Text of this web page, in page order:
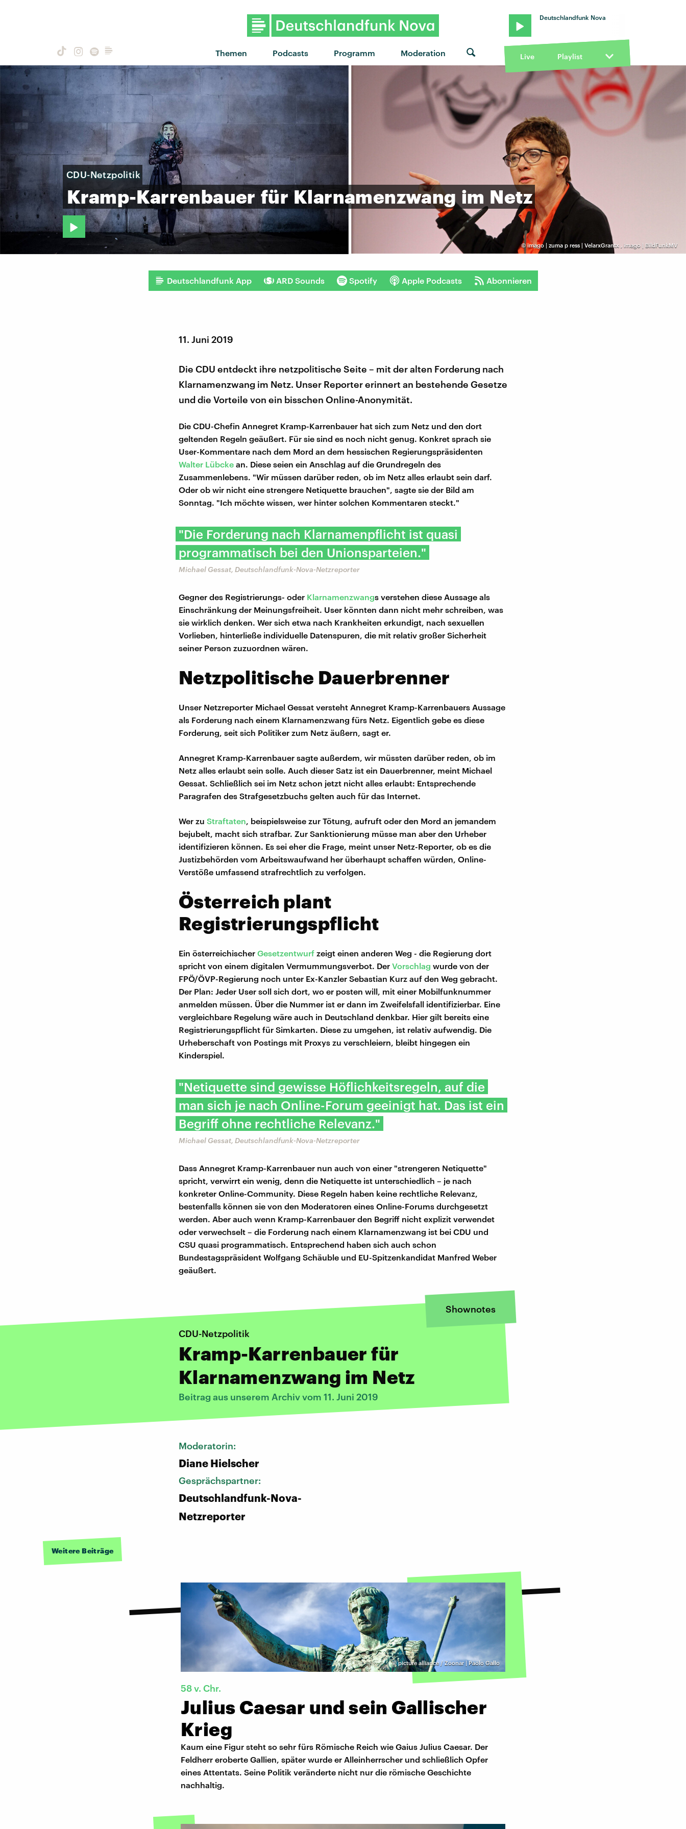
Themen Podcasts Programm Moderation
Deutschlandfunk Nova
Live Playlist
©imago | zuma p ress | VelarxGrantx, imago | BildFunkMV
CDU-Netzpolitik
Kramp-Karrenbauer für Klarnamenzwang im Netz
Deutschlandfunk App ARD Sounds Spotify Apple Podcasts Abonnieren
11. Juni 2019
Die CDU entdeckt ihre netzpolitische Seite – mit der alten Forderung nach
Klarnamenzwang im Netz. Unser Reporter erinnert an bestehende Gesetze
und die Vorteile von ein bisschen Online-Anonymität.
Die CDU-Chefin Annegret Kramp-Karrenbauer hat sich zum Netz und den dort
geltenden Regeln geäußert. Für sie sind es noch nicht genug. Konkret sprach sie
User-Kommentare nach dem Mord an dem hessischen Regierungspräsidenten
Walter Lübcke an. Diese seien ein Anschlag auf die Grundregeln des
Zusammenlebens. "Wir müssen darüber reden, ob im Netz alles erlaubt sein darf.
Oder ob wir nicht eine strengere Netiquette brauchen", sagte sie der Bild am
Sonntag. "Ich möchte wissen, wer hinter solchen Kommentaren steckt."
"Die Forderung nach Klarnamenpflicht ist quasi
programmatisch bei den Unionsparteien."
Michael Gessat, Deutschlandfunk-Nova-Netzreporter
Gegner des Registrierungs- oder Klarnamenzwangs verstehen diese Aussage als
Einschränkung der Meinungsfreiheit. User könnten dann nicht mehr schreiben, was
sie wirklich denken. Wer sich etwa nach Krankheiten erkundigt, nach sexuellen
Vorlieben, hinterließe individuelle Datenspuren, die mit relativ großer Sicherheit
seiner Person zuzuordnen wären.
Netzpolitische Dauerbrenner
Unser Netzreporter Michael Gessat versteht Annegret Kramp-Karrenbauers Aussage
als Forderung nach einem Klarnamenzwang fürs Netz. Eigentlich gebe es diese
Forderung, seit sich Politiker zum Netz äußern, sagt er.
Annegret Kramp-Karrenbauer sagte außerdem, wir müssten darüber reden, ob im
Netz alles erlaubt sein solle. Auch dieser Satz ist ein Dauerbrenner, meint Michael
Gessat. Schließlich sei im Netz schon jetzt nicht alles erlaubt: Entsprechende
Paragrafen des Strafgesetzbuchs gelten auch für das Internet.
Wer zu Straftaten, beispielsweise zur Tötung, aufruft oder den Mord an jemandem
bejubelt, macht sich strafbar. Zur Sanktionierung müsse man aber den Urheber
identifizieren können. Es sei eher die Frage, meint unser Netz-Reporter, ob es die
Justizbehörden vom Arbeitswaufwand her überhaupt schaffen würden, Online-
Verstöße umfassend strafrechtlich zu verfolgen.
Österreich plant
Registrierungspflicht
Ein österreichischer Gesetzentwurf zeigt einen anderen Weg - die Regierung dort
spricht von einem digitalen Vermummungsverbot. Der Vorschlag wurde von der
FPÖ/ÖVP-Regierung noch unter Ex-Kanzler Sebastian Kurz auf den Weg gebracht.
Der Plan: Jeder User soll sich dort, wo er posten will, mit einer Mobilfunknummer
anmelden müssen. Über die Nummer ist er dann im Zweifelsfall identifizierbar. Eine
vergleichbare Regelung wäre auch in Deutschland denkbar. Hier gilt bereits eine
Registrierungspflicht für Simkarten. Diese zu umgehen, ist relativ aufwendig. Die
Urheberschaft von Postings mit Proxys zu verschleiern, bleibt hingegen ein
Kinderspiel.
"Netiquette sind gewisse Höflichkeitsregeln, auf die
man sich je nach Online-Forum geeinigt hat. Das ist ein
Begriff ohne rechtliche Relevanz."
Michael Gessat, Deutschlandfunk-Nova-Netzreporter
Dass Annegret Kramp-Karrenbauer nun auch von einer "strengeren Netiquette"
spricht, verwirrt ein wenig, denn die Netiquette ist unterschiedlich – je nach
konkreter Online-Community. Diese Regeln haben keine rechtliche Relevanz,
bestenfalls können sie von den Moderatoren eines Online-Forums durchgesetzt
werden. Aber auch wenn Kramp-Karrenbauer den Begriff nicht explizit verwendet
oder verwechselt – die Forderung nach einem Klarnamenzwang ist bei CDU und
CSU quasi programmatisch. Entsprechend haben sich auch schon
Bundestagspräsident Wolfgang Schäuble und EU-Spitzenkandidat Manfred Weber
geäußert.
Shownotes
CDU-Netzpolitik
Kramp-Karrenbauer für
Klarnamenzwang im Netz
Beitrag aus unserem Archiv vom 11. Juni 2019
Moderatorin:
Diane Hielscher
Gesprächspartner:
Deutschlandfunk-Nova-
Netzreporter
Weitere Beiträge
©picture alliance / Zoonar | Paolo Gallo
58 v. Chr.
Julius Caesar und sein Gallischer
Krieg
Kaum eine Figur steht so sehr fürs Römische Reich wie Gaius Julius Caesar. Der
Feldherr eroberte Gallien, später wurde er Alleinherrscher und schließlich Opfer
eines Attentats. Seine Politik veränderte nicht nur die römische Geschichte
nachhaltig.